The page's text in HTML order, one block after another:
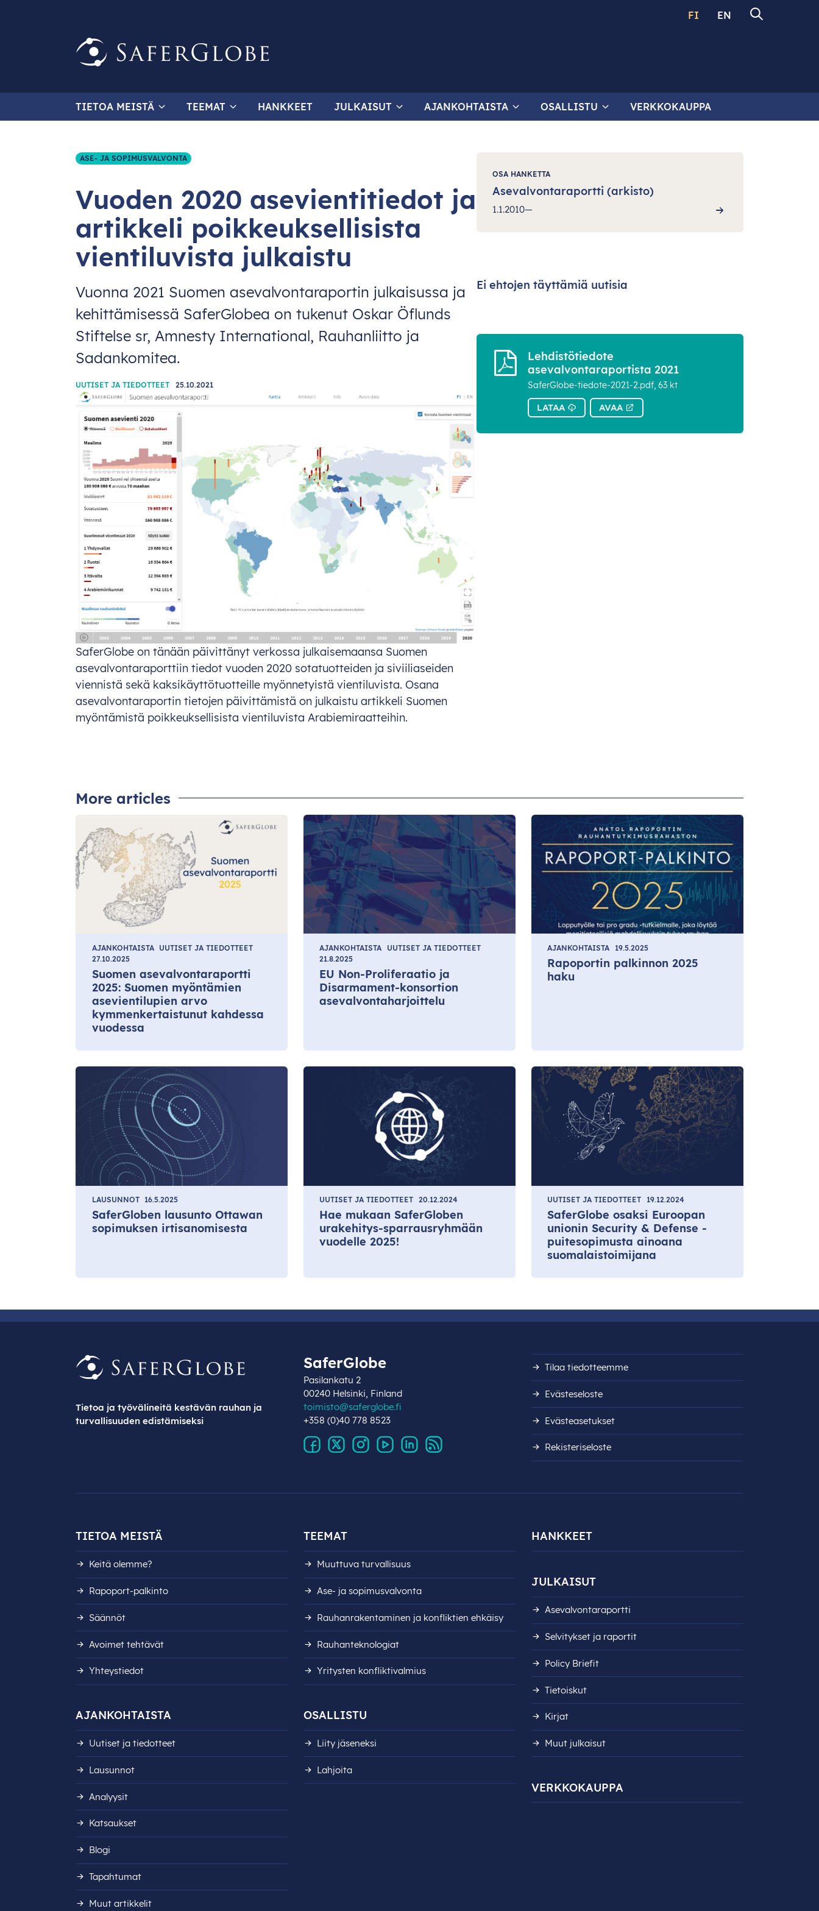
TIETOA MEISTÄ TEEMAT HANKKEET JULKAISUT AJANKOHTAISTA OSALLISTU VERKKOKAUPPA
FI EN
ASE- JA SOPIMUSVALVONTA
Vuoden 2020 asevientitiedot ja
artikkeli poikkeuksellisista
vientiluvista julkaistu
Vuonna 2021 Suomen asevalvontaraportin julkaisussa ja
kehittämisessä SaferGlobea on tukenut Oskar Öflunds
Stiftelse sr, Amnesty International, Rauhanliitto ja
Sadankomitea.
UUTISET JA TIEDOTTEET 25.10.2021
SaferGlobe on tänään päivittänyt verkossa julkaisemaansa Suomen
asevalvontaraporttiin tiedot vuoden 2020 sotatuotteiden ja siviiliaseiden
viennistä sekä kaksikäyttötuotteille myönnetyistä vientiluvista. Osana
asevalvontaraportin tietojen päivittämistä on julkaistu artikkeli Suomen
myöntämistä poikkeuksellisista vientiluvista Arabiemiraatteihin.
OSA HANKETTA
Asevalvontaraportti (arkisto)
1.1.2010—
Ei ehtojen täyttämiä uutisia
Lehdistötiedote
asevalvontaraportista 2021
SaferGlobe-tiedote-2021-2.pdf, 63 kt
LATAA AVAA
More articles
AJANKOHTAISTA UUTISET JA TIEDOTTEET
27.10.2025
Suomen asevalvontaraportti
2025: Suomen myöntämien
asevientilupien arvo
kymmenkertaistunut kahdessa
vuodessa
AJANKOHTAISTA
UUTISET JA TIEDOTTEET
21.8.2025
EU Non-Proliferaatio ja
Disarmament-konsortion
asevalvontaharjoittelu
AJANKOHTAISTA 19.5.2025
Rapoportin palkinnon 2025
haku
LAUSUNNOT 16.5.2025
SaferGloben lausunto Ottawan
sopimuksen irtisanomisesta
UUTISET JA TIEDOTTEET 20.12.2024
Hae mukaan SaferGloben
urakehitys-sparrausryhmään
vuodelle 2025!
UUTISET JA TIEDOTTEET 19.12.2024
SaferGlobe osaksi Euroopan
unionin Security & Defense -
puitesopimusta ainoana
suomalaistoimijana
Tietoa ja työvälineitä kestävän rauhan ja
turvallisuuden edistämiseksi
SaferGlobe
Pasilankatu 2
00240 Helsinki, Finland
toimisto@saferglobe.fi
+358 (0)40 778 8523
Tilaa tiedotteemme
Evästeseloste
Evästeasetukset
Rekisteri­seloste
TIETOA MEISTÄ
Keitä olemme?
Rapoport-palkinto
Säännöt
Avoimet tehtävät
Yhteystiedot
TEEMAT
Muuttuva turvallisuus
Ase- ja sopimusvalvonta
Rauhanrakentaminen ja konfliktien ehkäisy
Rauhanteknologiat
Yritysten konfliktivalmius
HANKKEET
JULKAISUT
Asevalvontaraportti
Selvitykset ja raportit
Policy Briefit
Tietoiskut
Kirjat
Muut julkaisut
AJANKOHTAISTA
Uutiset ja tiedotteet
Lausunnot
Analyysit
Katsaukset
Blogi
Tapahtumat
Muut artikkelit
OSALLISTU
Liity jäseneksi
Lahjoita
VERKKOKAUPPA